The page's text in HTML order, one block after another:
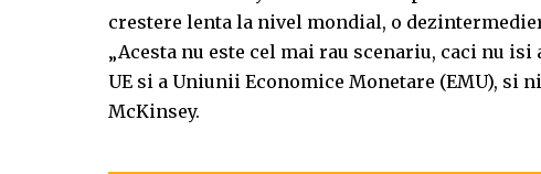
crestere lenta la nivel mondial, o
„Acesta nu este cel mai rau scenariu, caci nu
UE si a Uniunii Economice Monetare (EMU), si
McKinsey.